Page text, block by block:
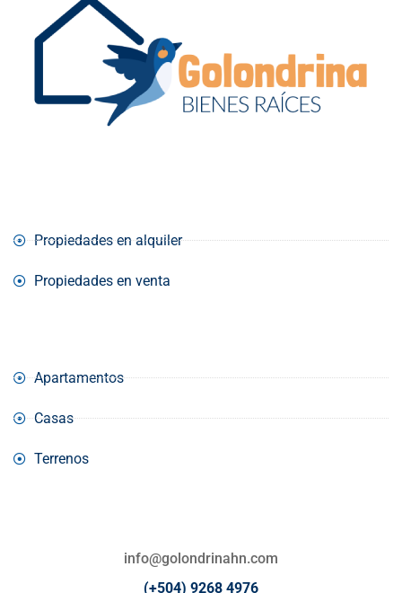
Propiedades en alquiler
Propiedades en venta
Apartamentos
Casas
Terrenos
info@golondrinahn.com
(+504) 9268 4976